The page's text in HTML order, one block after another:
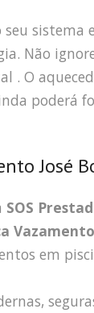
sistema
Não
. O
poderá
José
SOS
em